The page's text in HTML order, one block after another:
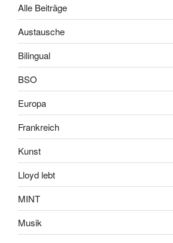
Alle Beiträge
Austausche
Bilingual
BSO
Europa
Frankreich
Kunst
Lloyd lebt
MINT
Musik